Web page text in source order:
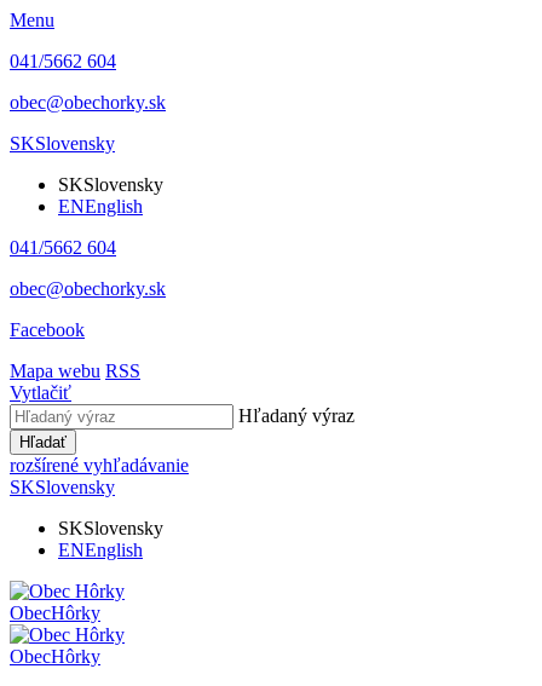
Menu
041/5662 604
obec@obechorky.sk
SKSlovensky
SKSlovensky
ENEnglish
041/5662 604
obec@obechorky.sk
Facebook
Mapa webu RSS
Vytlačiť
Hľadaný výraz
Hľadať
rozšírené vyhľadávanie
SKSlovensky
SKSlovensky
ENEnglish
ObecHôrky
ObecHôrky